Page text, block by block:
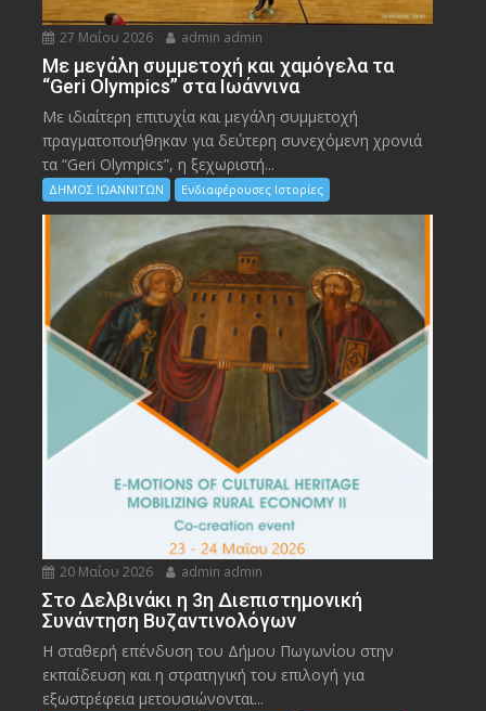
27 Μαΐου 2026 admin admin
Με μεγάλη συμμετοχή και χαμόγελα τα
“Geri Olympics” στα Ιωάννινα
Με ιδιαίτερη επιτυχία και μεγάλη συμμετοχή
πραγματοποιήθηκαν για δεύτερη συνεχόμενη χρονιά
τα “Geri Olympics”, η ξεχωριστή...
ΔΗΜΟΣ ΙΩΑΝΝΙΤΩΝ Ενδιαφέρουσες Ιστορίες
20 Μαΐου 2026 admin admin
Στο Δελβινάκι η 3η Διεπιστημονική
Συνάντηση Βυζαντινολόγων
Η σταθερή επένδυση του Δήμου Πωγωνίου στην
εκπαίδευση και η στρατηγική του επιλογή για
εξωστρέφεια μετουσιώνονται...